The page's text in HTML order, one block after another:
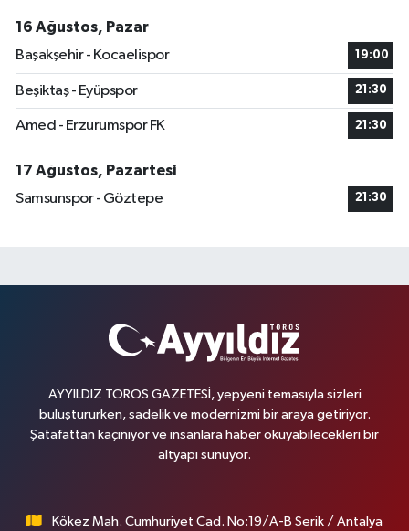
16 Ağustos, Pazar
Başakşehir - Kocaelispor
19:00
Beşiktaş - Eyüpspor 21:30
Amed - Erzurumspor FK 21:30
17 Ağustos, Pazartesi
Samsunspor - Göztepe
21:30
AYYILDIZ TOROS GAZETESİ, yepyeni temasıyla sizleri
buluştururken, sadelik ve modernizmi bir araya getiriyor.
Şatafattan kaçınıyor ve insanlara haber okuyabilecekleri bir
altyapı sunuyor.
Kökez Mah. Cumhuriyet Cad. No:19/A-B Serik / Antalya